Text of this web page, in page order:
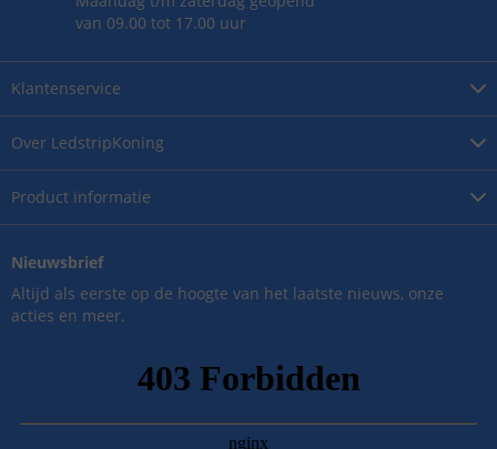
Over LedstripKoning
Product informatie
Klantenservice
van 09.00 tot 17.00 uur
Nieuwsbrief
Altijd als eerste op de hoogte van het laatste nieuws, onze
acties en meer.